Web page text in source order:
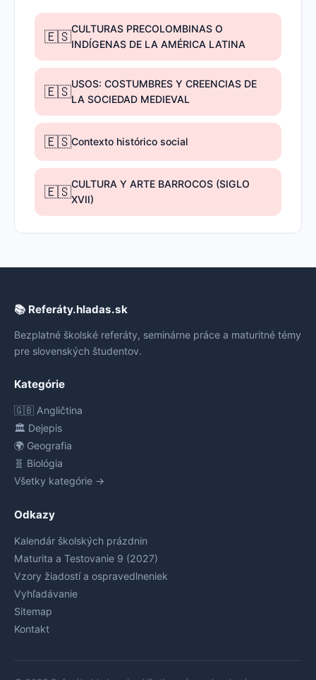
🇪🇸CULTURAS PRECOLOMBINAS O
INDÍGENAS DE LA AMÉRICA LATINA
🇪🇸USOS: COSTUMBRES Y CREENCIAS DE
LA SOCIEDAD MEDIEVAL
🇪🇸Contexto histórico social
🇪🇸CULTURA Y ARTE BARROCOS (SIGLO
XVII)
📚 Referáty.hladas.sk
Bezplatné školské referáty, seminárne práce a maturitné témy
pre slovenských študentov.
Kategórie
🇬🇧 Angličtina
🏛️ Dejepis
🌍 Geografia
🧬 Biológia
Všetky kategórie →
Odkazy
Kalendár školských prázdnin
Maturita a Testovanie 9 (2027)
Vzory žiadostí a ospravedlneniek
Vyhľadávanie
Sitemap
Kontakt